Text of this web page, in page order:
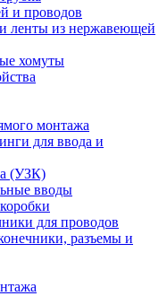
и проводов
ленты из нержавеющей
хомуты
монтажа
для ввода и
(УЗК)
вводы
для проводов
разъемы и